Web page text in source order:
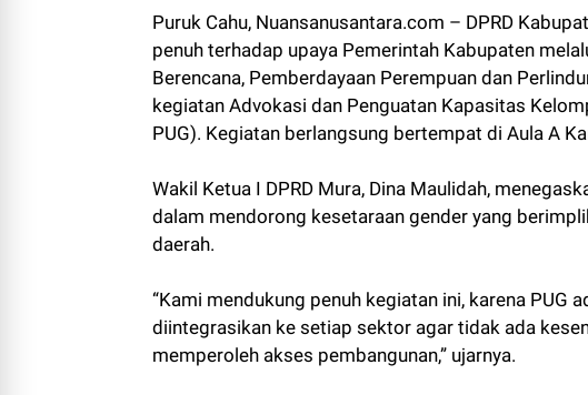
Puruk Cahu, Nuansanusantara.com – DPRD
penuh terhadap upaya Pemerintah Kabupaten
Berencana, Pemberdayaan Perempuan dan
kegiatan Advokasi dan Penguatan Kapasitas
PUG). Kegiatan berlangsung bertempat di Aula A
Wakil Ketua I DPRD Mura, Dina Maulidah,
dalam mendorong kesetaraan gender yang
daerah.
“Kami mendukung penuh kegiatan ini, karena PUG
diintegrasikan ke setiap sektor agar tidak ada
memperoleh akses pembangunan,” ujarnya.